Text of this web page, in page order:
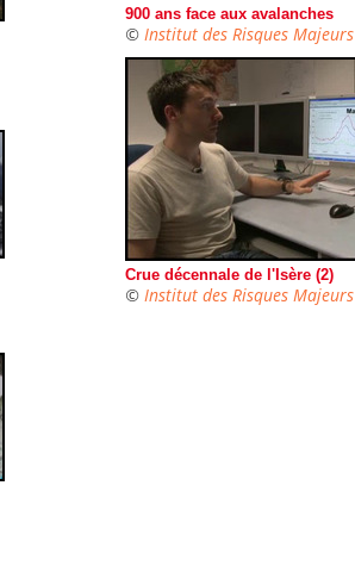
900 ans face aux avalanches
© Institut des Risques Majeurs
Crue décennale de l'Isère (2)
© Institut des Risques Majeurs